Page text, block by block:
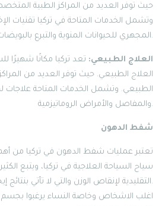
حيث توفر العديد من المراكز الطبية
وتشمل الخدمات المتاحة في تركيا تقنيات
المجهري للحيوانات المنوية والتبرع بالبويضات والحيوانات المنوية.
العلاج الطبيعي: تعد تركيا مكانًا شهيرًا
العلاج الطبيعي. حيث توفر العديد من
الطبيعي. وتشمل الخدمات المتاحة علاجات
والمفاصل والأمراض الروماتيزمية.
شفط الدهون
تعتبر عمليات شفط الدهون في تركيا من
سياح السياحة العلاجية في تركيا، ويتبع
التقليدية لإنقاص الوزن والتي لا تأتي بنتائج إيجابية.
اغلب الاشخاص وخاصة النساء يرغبوا